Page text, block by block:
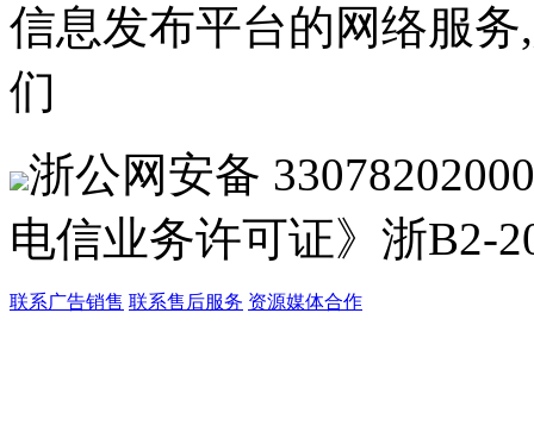
信息发布平台的网络服
们
浙公网安备
电信业务许可证》浙B2-
联系广告销售 联系售后服务 资源媒体合作